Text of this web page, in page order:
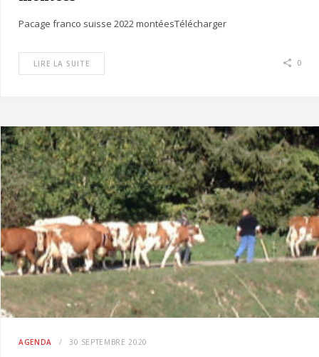
Pacage franco suisse 2022 montéesTélécharger
LIRE LA SUITE 0
AGENDA 30 SEPTEMBRE 2020